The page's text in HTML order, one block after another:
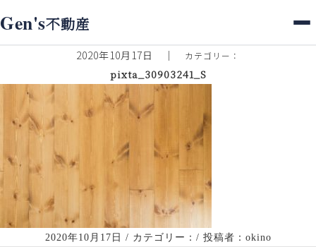
Gen's不動産
2020年10月17日
｜ カテゴリー：
pixta_30903241_S
2020年10月17日 / カテゴリー：/ 投稿者：okino